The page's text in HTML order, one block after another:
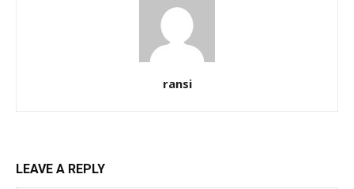
ransi
LEAVE A REPLY